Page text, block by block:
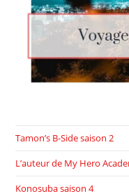
Tamon’s B-Side saison 2
L’auteur de My Hero
Konosuba saison 4